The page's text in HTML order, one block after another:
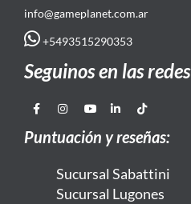
info@gameplanet.com.ar
+5493515290353
Seguinos en las redes
Puntuación y reseñas:
Sucursal Sabattini
Sucursal Lugones